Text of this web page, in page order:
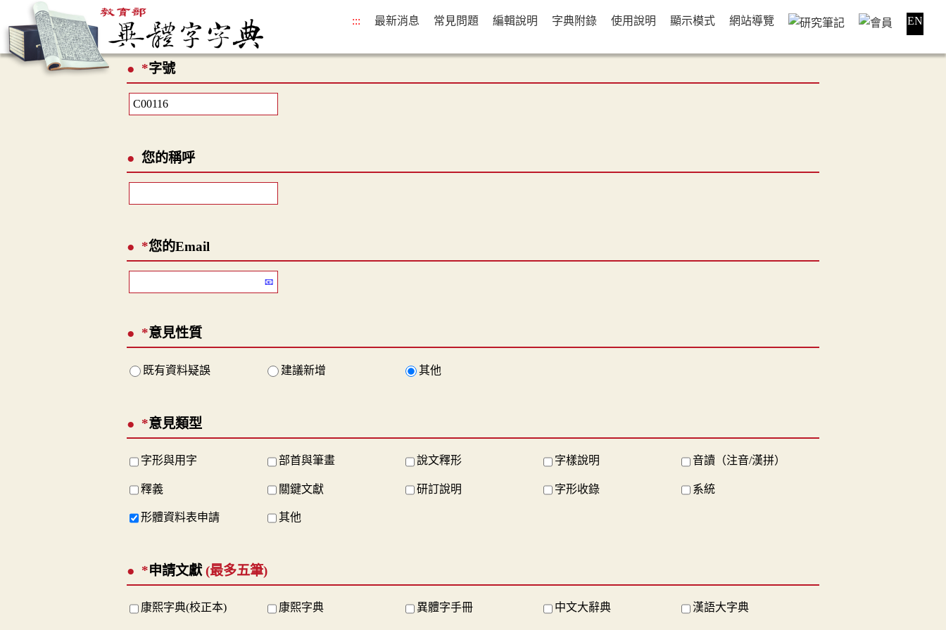
::: 最新消息 常見問題 編輯說明 字典附錄 使用說明 顯示模式 網站導覽 EN
*字號
您的稱呼
*您的Email
*意見性質
既有資料疑誤 建議新增 其他
*意見類型
字形與用字 部首與筆畫 說文釋形 字樣說明 音讀（注音/漢拼）
釋義 關鍵文獻 研訂說明 字形收錄 系統
形體資料表申請 其他
*申請文獻 (最多五筆)
康熙字典(校正本) 康熙字典 異體字手冊 中文大辭典 漢語大字典